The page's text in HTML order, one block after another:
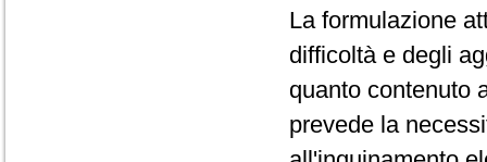
La formulazione
difficoltà e degli
quanto contenuto
prevede la